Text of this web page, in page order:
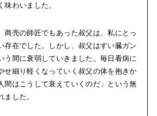
味わいました。
商売の師匠でもあった叔父は、私にとっ
存在でした。しかし、叔父はすい臓ガン
う間に衰弱していきました。毎日看病に
せ細り軽くなっていく叔父の体を抱きか
間はこうして衰えていくのだ」という無
ました。